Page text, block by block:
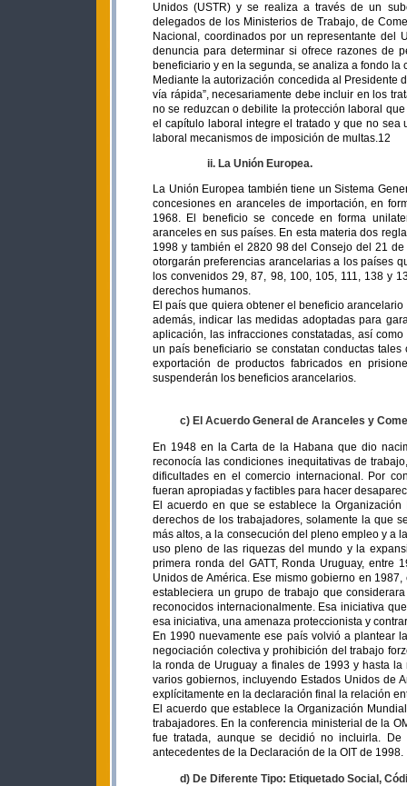
Unidos (USTR) y se realiza a través de un
delegados de los Ministerios de Trabajo, de
Nacional, coordinados por un representante del
denuncia para determinar si ofrece razones de
beneficiario y en la segunda, se analiza a fondo
Mediante la autorización concedida al Presidente
vía rápida”, necesariamente debe incluir en los
no se reduzcan o debilite la protección laboral
el capítulo laboral integre el tratado y que no
laboral mecanismos de imposición de multas.12
ii. La Unión Europea.
La Unión Europea también tiene un Sistema
concesiones en aranceles de importación, en
1968. El beneficio se concede en forma
aranceles en sus países. En esta materia dos
1998 y también el 2820 98 del Consejo del 21
otorgarán preferencias arancelarias a los países
los convenidos 29, 87, 98, 100, 105, 111, 138 y
derechos humanos.
El país que quiera obtener el beneficio
además, indicar las medidas adoptadas para
aplicación, las infracciones constatadas, así
un país beneficiario se constatan conductas
exportación de productos fabricados en
suspenderán los beneficios arancelarios.
c) El Acuerdo General de Aranceles y
En 1948 en la Carta de la Habana que dio
reconocía las condiciones inequitativas de
dificultades en el comercio internacional. Por
fueran apropiadas y factibles para hacer
El acuerdo en que se establece la
derechos de los trabajadores, solamente la que
más altos, a la consecución del pleno empleo y a
uso pleno de las riquezas del mundo y la
primera ronda del GATT, Ronda Uruguay, entre
Unidos de América. Ese mismo gobierno en
estableciera un grupo de trabajo que
reconocidos internacionalmente. Esa iniciativa
esa iniciativa, una amenaza proteccionista y
En 1990 nuevamente ese país volvió a plantear
negociación colectiva y prohibición del trabajo
la ronda de Uruguay a finales de 1993 y hasta
varios gobiernos, incluyendo Estados Unidos de
explícitamente en la declaración final la relación
El acuerdo que establece la Organización
trabajadores. En la conferencia ministerial de la
fue tratada, aunque se decidió no incluirla.
antecedentes de la Declaración de la OIT de 1998.
d) De Diferente Tipo: Etiquetado Social,